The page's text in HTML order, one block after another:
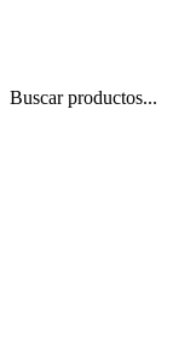
Buscar productos...